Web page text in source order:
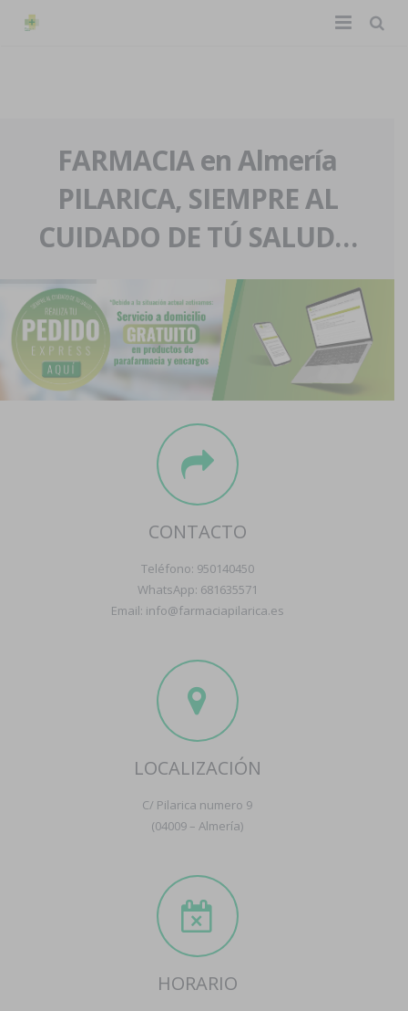
La farmacia
Nuestra historia
Nuestro equipo
Eventos
Servicios y reservas
Pedidos express
Blog
Contacto
Boletín
FARMACIA en Almería
PILARICA, SIEMPRE AL
CUIDADO DE TÚ SALUD…
CONTACTO
Teléfono: 950140450
WhatsApp: 681635571
Email: info@farmaciapilarica.es
LOCALIZACIÓN
C/ Pilarica numero 9
(04009 – Almería)
HORARIO